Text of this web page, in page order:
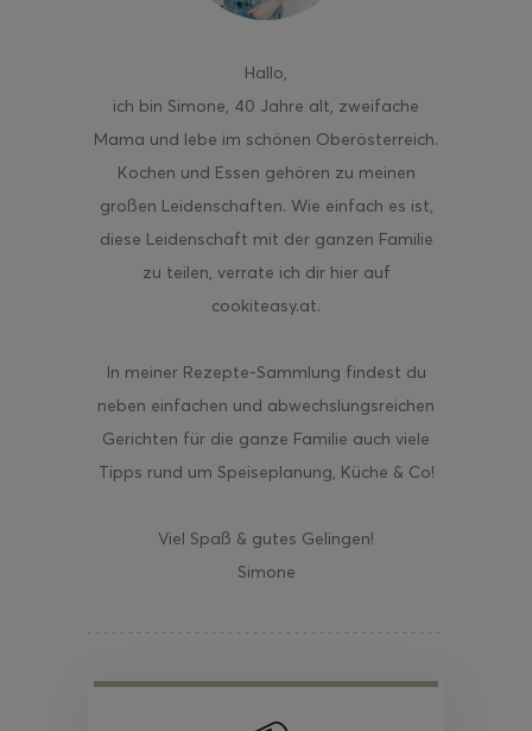
Hallo,
ich bin Simone, 40 Jahre alt, zweifache
Mama und lebe im schönen Oberösterreich.
Kochen und Essen gehören zu meinen
großen Leidenschaften. Wie einfach es ist,
diese Leidenschaft mit der ganzen Familie
zu teilen, verrate ich dir hier auf
cookiteasy.at.
In meiner Rezepte-Sammlung findest du
neben einfachen und abwechslungsreichen
Gerichten für die ganze Familie auch viele
Tipps rund um Speiseplanung, Küche & Co!
Viel Spaß & gutes Gelingen!
Simone